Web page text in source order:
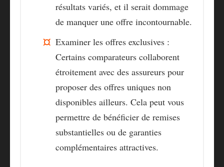
résultats variés, et il serait dommage
de manquer une offre incontournable.
Examiner les offres exclusives :
Certains comparateurs collaborent
étroitement avec des assureurs pour
proposer des offres uniques non
disponibles ailleurs. Cela peut vous
permettre de bénéficier de remises
substantielles ou de garanties
complémentaires attractives.